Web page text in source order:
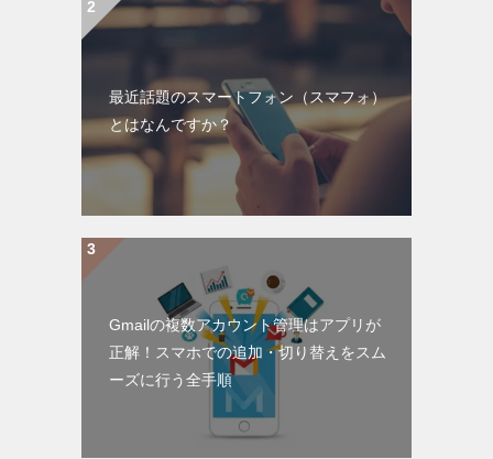
最近話題のスマートフォン（スマフォ）
とはなんですか？
Gmailの複数アカウント管理はアプリが
正解！スマホでの追加・切り替えをスム
ーズに行う全手順